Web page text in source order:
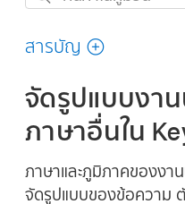
คู่มือ
สารบัญ
จัดรูปแบบงา
ภาษาอื่นใน
ภาษาและภูมิภาคของงา
จัดรูปแบบของข้อความ ตั